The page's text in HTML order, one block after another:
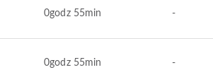
0godz 55min -
0godz 55min -